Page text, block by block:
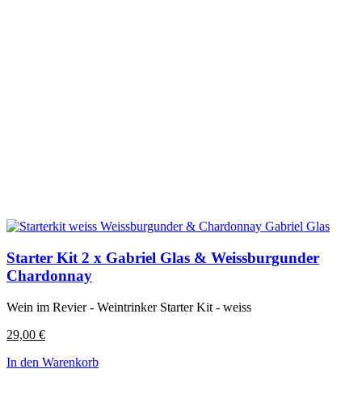
Starter Kit 2 x Gabriel Glas & Weissburgunder
Chardonnay
Wein im Revier - Weintrinker Starter Kit - weiss
29,00 €
In den Warenkorb